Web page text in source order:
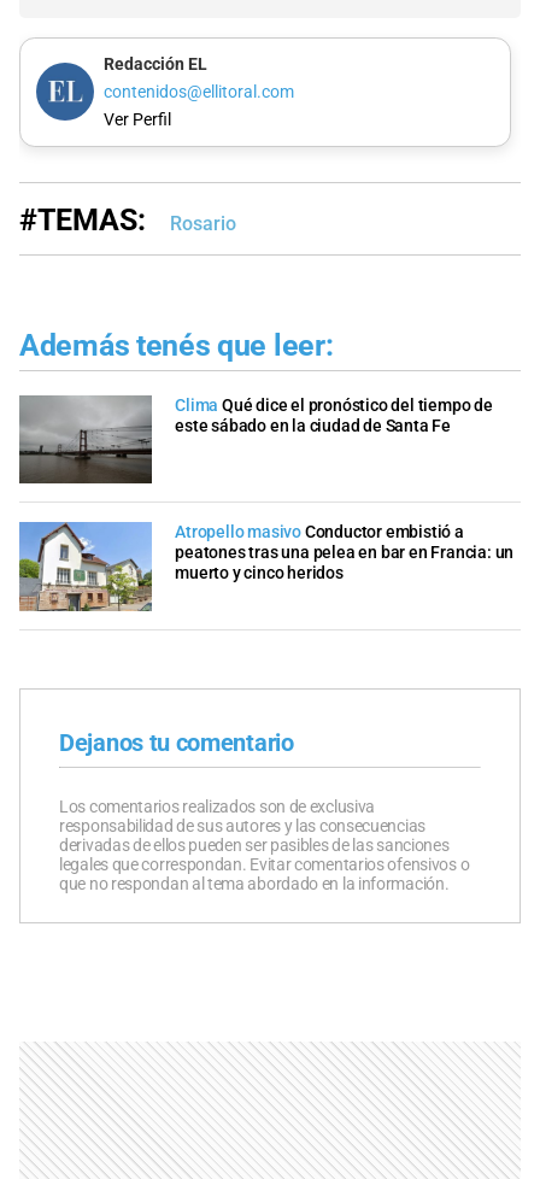
Redacción EL
contenidos@ellitoral.com
Ver Perfil
#TEMAS: Rosario
Además tenés que leer:
Clima Qué dice el pronóstico del tiempo de
este sábado en la ciudad de Santa Fe
Atropello masivoConductor embistió a
peatones tras una pelea en bar en Francia: un
muerto y cinco heridos
Dejanos tu comentario
Los comentarios realizados son de exclusiva
responsabilidad de sus autores y las consecuencias
derivadas de ellos pueden ser pasibles de las sanciones
legales que correspondan. Evitar comentarios ofensivos o
que no respondan al tema abordado en la información.